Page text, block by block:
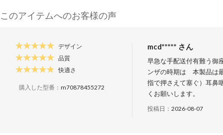
このアイテムへのお客様の声
デザイン
品質
快適さ
購入した型番： m70878455272
mcd***** さん
早急な手配送付有難う御
ンザの時期は　本製品は
指で押さえて塞ぐ）耳鼻
くお願いします。
投稿日： 2026-08-07